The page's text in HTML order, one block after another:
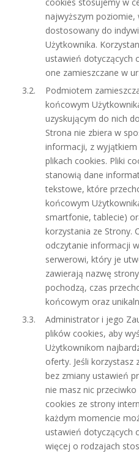
najwyższym poziomie,
dostosowany do
Użytkownika.
ustawień dotyczących
one zamieszczane w
Podmiotem
końcowym
uzyskującym do nich
Strona nie zbiera w
informacji, z
plikach cookies. Pliki
stanowią dane
tekstowe, które
końcowym
smartfonie, tablecie)
korzystania ze Strony.
odczytanie informacji
serwerowi, który je
zawierają nazwę
pochodzą, czas
końcowym oraz
Administrator i jego
plików cookies, aby
Użytkownikom
oferty. Jeśli
bez zmiany ustawień
nie masz nic
cookies ze strony
każdym momencie
ustawień dotyczących
więcej o rodzajach